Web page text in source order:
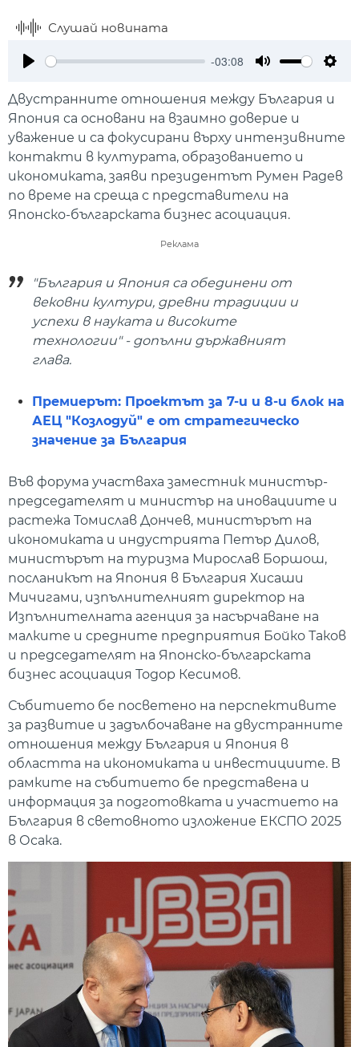
Слушай новината
-03:08
Двустранните отношения между България и
Япония са основани на взаимно доверие и
уважение и са фокусирани върху интензивните
контакти в културата, образованието и
икономиката, заяви президентът Румен Радев
по време на среща с представители на
Японско-българската бизнес асоциация.
Реклама
"България и Япония са обединени от
вековни култури, древни традиции и
успехи в науката и високите
технологии" - допълни държавният
глава.
Премиерът: Проектът за 7-и и 8-и блок на
АЕЦ "Козлодуй" е от стратегическо
значение за България
Във форума участваха заместник министър-
председателят и министър на иновациите и
растежа Томислав Дончев, министърът на
икономиката и индустрията Петър Дилов,
министърът на туризма Мирослав Боршош,
посланикът на Япония в България Хисаши
Мичигами, изпълнителният директор на
Изпълнителната агенция за насърчаване на
малките и средните предприятия Бойко Таков
и председателят на Японско-българската
бизнес асоциация Тодор Кесимов.
Събитието бе посветено на перспективите
за развитие и задълбочаване на двустранните
отношения между България и Япония в
областта на икономиката и инвестициите. В
рамките на събитието бе представена и
информация за подготовката и участието на
България в световното изложение ЕКСПО 2025
в Осака.